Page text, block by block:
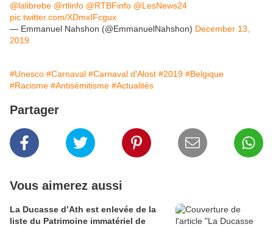
@lalibrebe @rtlinfo @RTBFinfo @LesNews24
pic.twitter.com/XDmxIFcgux
— Emmanuel Nahshon (@EmmanuelNahshon) December 13,
2019
#Unesco #Carnaval #Carnaval d'Alost #2019 #Belgique
#Racisme #Antisémitisme #Actualités
Partager
Vous aimerez aussi
La Ducasse d’Ath est enlevée de la
liste du Patrimoine immatériel de